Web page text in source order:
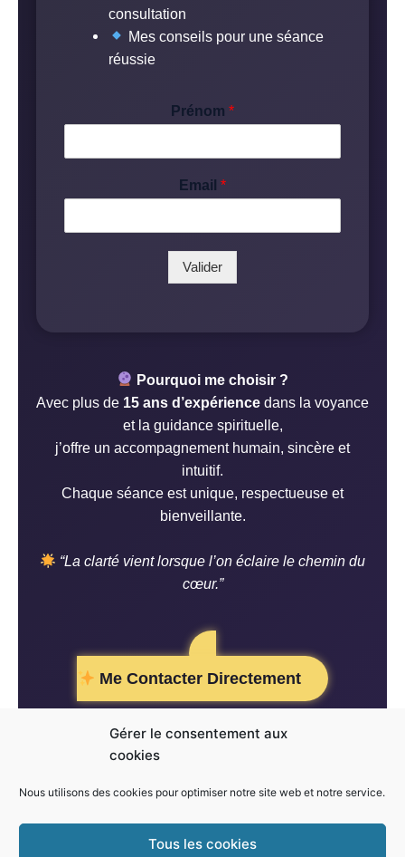
Gérer le consentement aux
cookies
Nous utilisons des cookies pour optimiser notre site web et notre service.
Tous les cookies
consultation
Mes conseils pour une séance
réussie
Prénom *
E
a
i
l
P
m
Email *
Valider
Pourquoi me choisir ?
Avec plus de 15 ans d’expérience dans la voyance
et la guidance spirituelle,
j’offre un accompagnement humain, sincère et
intuitif.
Chaque séance est unique, respectueuse et
bienveillante.
“La clarté vient lorsque l’on éclaire le chemin du
cœur.”
Me Contacter Directement
Vos informations restent strictement confidentielles et ne
seront jamais partagées.